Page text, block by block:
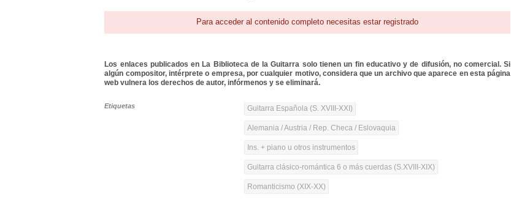
Para acceder al contenido completo necesitas estar registrado
Los enlaces publicados en La Biblioteca de la Guitarra solo tienen un fin educativo y de difusión, no comercial. Si
algún compositor, intérprete o empresa, por cualquier motivo, considera que un archivo que aparece en esta página
web vulnera los derechos de autor, infórmenos y se eliminará.
Etiquetas Guitarra Española (S. XVIII-XXI)
Alemania / Austria / Rep. Checa / Eslovaquia
Ins. + piano u otros instrumentos
Guitarra clásico-romántica 6 o más cuerdas (S.XVIII-XIX)
Romanticismo (XIX-XX)